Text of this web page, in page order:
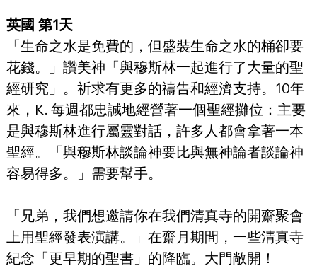
英國 第1天
「生命之水是免費的，但盛裝生命之水的桶卻要
花錢。」讚美神「與穆斯林一起進行了大量的聖
經研究」。祈求有更多的禱告和經濟支持。10年
來，K. 每週都忠誠地經營著一個聖經攤位：主要
是與穆斯林進行屬靈對話，許多人都會拿著一本
聖經。「與穆斯林談論神要比與無神論者談論神
容易得多。」需要幫手。
「兄弟，我們想邀請你在我們清真寺的開齋聚會
上用聖經發表演講。」在齋月期間，一些清真寺
紀念「更早期的聖書」的降臨。大門敞開！